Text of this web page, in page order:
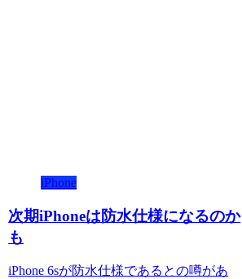
iPhone
次期iPhoneは防水仕様になるのか
も
iPhone 6sが防水仕様であるとの噂があ